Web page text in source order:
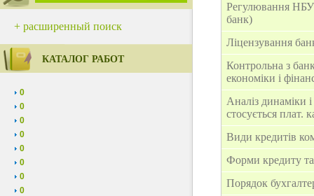
+ расширенный поиск
КАТАЛОГ РАБОТ
0
0
0
0
0
0
0
0
Регулювання НБУ
банк)
Ліцензування
Контрольна з
економіки і
Аналіз динаміки
стосується плат.
Види кредитів
Форми кредиту та
Порядок